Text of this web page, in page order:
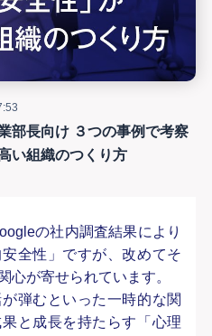
部長向け ３つの事例で考察
い組織のつくり方
の社内調査結果により
全性」ですが、改めてそ
心が寄せられています。
弾むといった一時的な関
と成長を持たらす「心理